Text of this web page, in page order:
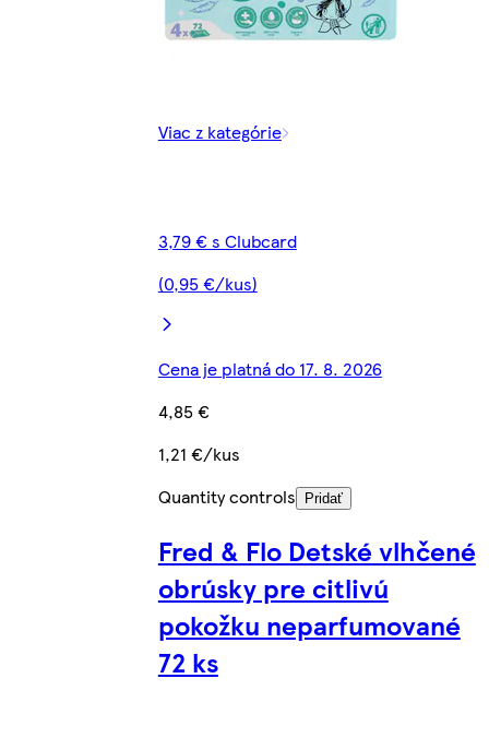
Viac z kategórie
3,79 € s Clubcard
(0,95 €/kus)
Cena je platná do 17. 8. 2026
4,85 €
1,21 €/kus
Quantity controls
Pridať
Fred & Flo Detské vlhčené
obrúsky pre citlivú
pokožku neparfumované
72 ks